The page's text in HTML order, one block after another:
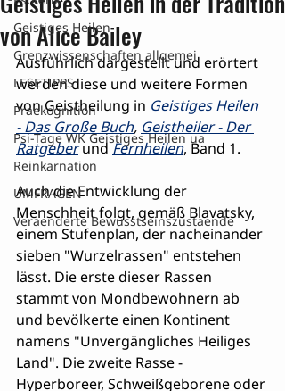
Geistiges Heilen
Grenzwissenschaften allgemei
LESETIPPS
Praekognition
Psi-Tage WK Geistiges Heilen ua
Reinkarnation
UMFRAGEN
Veraenderte Bewusstseinszustaende
von Alice Bailey
Ausführlich dargestellt und erörtert
werden diese und weitere Formen
von Geistheilung in Geistiges Heilen
- Das Große Buch, Geistheiler - Der
Ratgeber und Fernheilen, Band 1.
Auch die Entwicklung der
Menschheit folgt, gemäß Blavatsky,
einem Stufenplan, der nacheinander
sieben "Wurzelrassen" entstehen
lässt. Die erste dieser Rassen
stammt von Mondbewohnern ab
und bevölkerte einen Kontinent
namens "Unvergängliches Heiliges
Land". Die zweite Rasse -
Hyperboreer, Schweißgeborene oder